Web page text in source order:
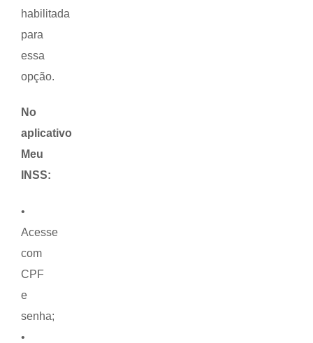
habilitada
para
essa
opção.
No
aplicativo
Meu
INSS:
•
Acesse
com
CPF
e
senha;
•